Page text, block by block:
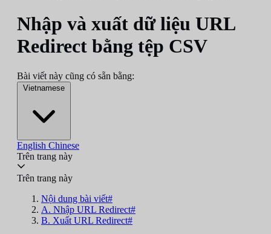
Nhập và xuất dữ liệu URL
Redirect bằng tệp CSV
Bài viết này cũng có sẵn bằng:
Vietnamese
English Chinese
Trên trang này
Trên trang này
Nội dung bài viết#
A. Nhập URL Redirect#
B. Xuất URL Redirect#